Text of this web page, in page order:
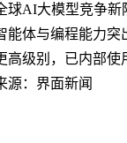
球AI大模型竞争新
能体与编程能力突
高级别，已内部使
源：界面新闻